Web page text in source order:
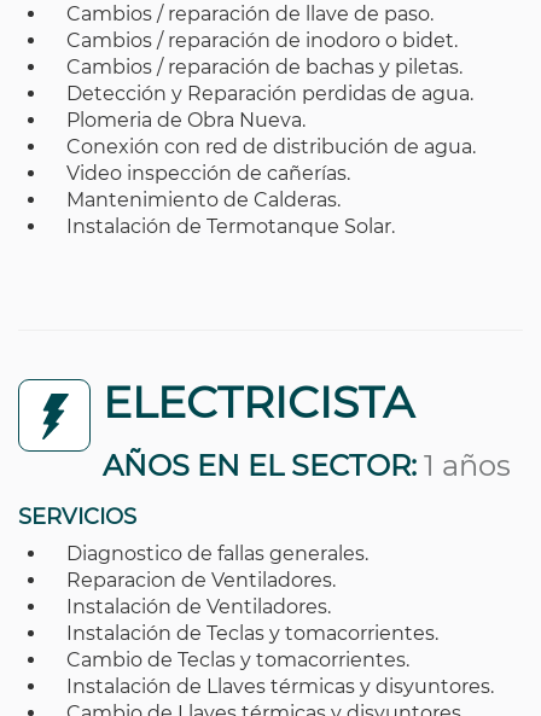
Cambios / reparación de llave de paso.
Cambios / reparación de inodoro o bidet.
Cambios / reparación de bachas y piletas.
Detección y Reparación perdidas de agua.
Plomeria de Obra Nueva.
Conexión con red de distribución de agua.
Video inspección de cañerías.
Mantenimiento de Calderas.
Instalación de Termotanque Solar.
ELECTRICISTA
AÑOS EN EL SECTOR: 1 años
SERVICIOS
Diagnostico de fallas generales.
Reparacion de Ventiladores.
Instalación de Ventiladores.
Instalación de Teclas y tomacorrientes.
Cambio de Teclas y tomacorrientes.
Instalación de Llaves térmicas y disyuntores.